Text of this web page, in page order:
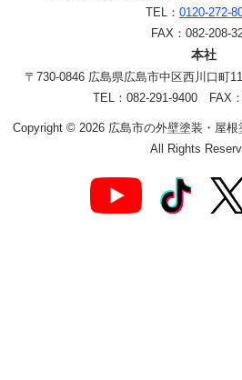
TEL： 0120-272-
FAX：082-208-
本社
〒730-0846 広島県広島市中区西川口町
TEL：082-291-9400 FAX
Copyright © 2026 広島市の外壁塗装・屋
All Rights